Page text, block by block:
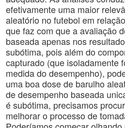
efetivamente uma maior
aleatório no futebol em
que faz com que a avaliação
baseada apenas nos
subótima, pois além do
capturado (que isoladamente
medida do desempenho),
uma boa dose de barulho
de desempenho baseada
é subótima, precisamos
melhorar o processo de